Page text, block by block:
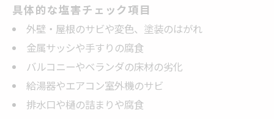
具体的な塩害チェック項目
外壁・屋根のサビや変色、塗装のはがれ
金属サッシや手すりの腐食
バルコニーやベランダの床材の劣化
給湯器やエアコン室外機のサビ
排水口や樋の詰まりや腐食